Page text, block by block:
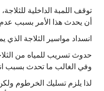
توقف اللمبة الداخلية
أن يحدث هذا الأمر بسبب عدم
انسداد مواسير الثلاجة الذي
حدوث تسريب للمياه من
وفي الغالب ما تحدث بسبب
لذا يلزم تسليك الخرطوم